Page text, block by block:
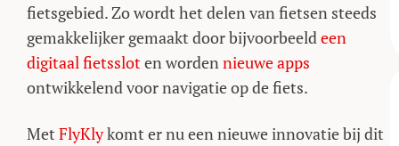
fietsgebied. Zo wordt het delen van fietsen steeds
gemakkelijker gemaakt door bijvoorbeeldeen
digitaal fietssloten wordennieuwe apps
ontwikkelend voor navigatie op de fiets.
Met FlyKlykomt er nu een nieuwe innovatie bij dit